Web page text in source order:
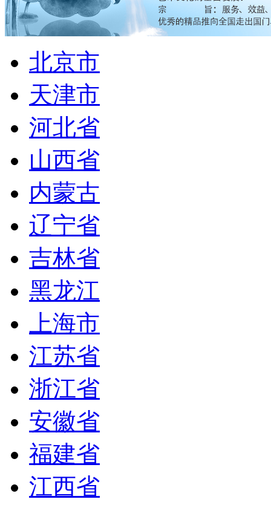
北京市
天津市
河北省
山西省
内蒙古
辽宁省
吉林省
黑龙江
上海市
江苏省
浙江省
安徽省
福建省
江西省